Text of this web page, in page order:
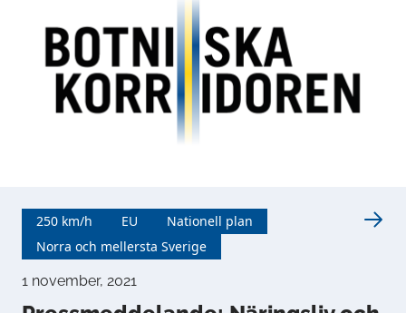
250 km/h EU
Nationell plan
Norra och mellersta Sverige
1 november, 2021